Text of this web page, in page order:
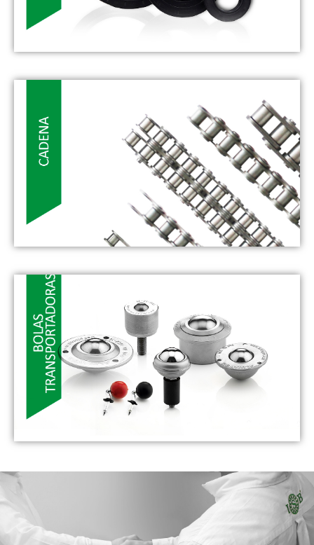
Los retenes son piezas que se utilizan para evitar la fuga
no deseada de fluidos aportando la estanqueidad
deseada
VER MÁS
- TRANSMISIÓN -
La cadena ISB está fabricada siguiendo unos elevados
estándares cualitativos con el fin de satisfacer cada las
necesidades específicas de cada sector industrial, desde
el siderúrgico al alimentario
VER MÁS
- BOLAS TRANSPORTADORAS -
Las bolas transportadoras facilitan el trabajo de
manipulación y traslado de cargas pesadas en cualquier